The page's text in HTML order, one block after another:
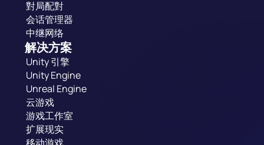
對局配對
会话管理器
中继网络
解决方案
Unity 引擎
Unity Engine
Unreal Engine
云游戏
游戏工作室
扩展现实